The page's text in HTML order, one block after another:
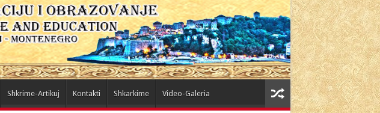
Shkrime-Artikuj Kontakti Shkarkime Video-Galeria